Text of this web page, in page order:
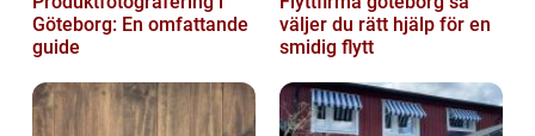
Göteborg: En omfattande
guide
väljer du rätt hjälp för en
smidig flytt